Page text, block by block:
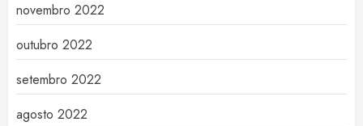
novembro 2022
outubro 2022
setembro 2022
agosto 2022